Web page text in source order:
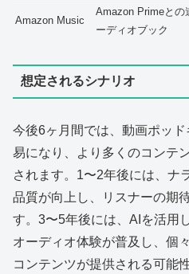
Amazon Music
Amazon Primeとの
ーディオブック
想定されるシナリオ
今後6ヶ月間では、動画ポッ
易になり、より多くのコンテ
されます。1〜2年後には、ナ
品質が向上し、リスナーの期
す。3〜5年後には、AIを活用
オーディオ体験が普及し、個
コンテンツが提供される可能